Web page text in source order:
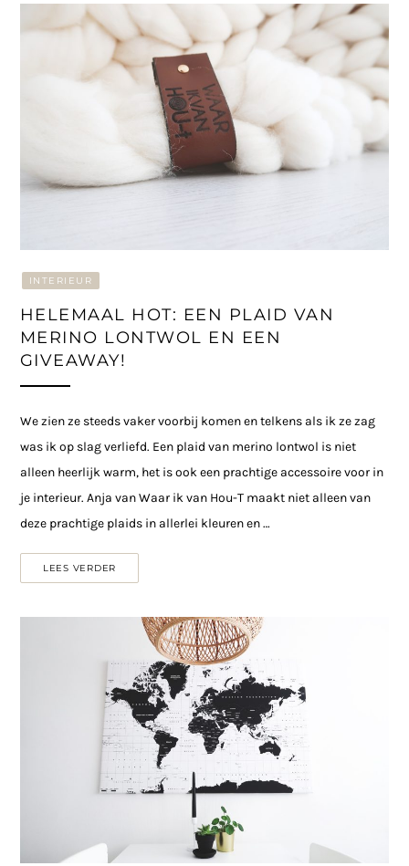
INTERIEUR
HELEMAAL HOT: EEN PLAID VAN
MERINO LONTWOL EN EEN
GIVEAWAY!
We zien ze steeds vaker voorbij komen en telkens als ik ze zag
was ik op slag verliefd. Een plaid van merino lontwol is niet
alleen heerlijk warm, het is ook een prachtige accessoire voor in
je interieur. Anja van Waar ik van Hou-T maakt niet alleen van
deze prachtige plaids in allerlei kleuren en …
LEES VERDER